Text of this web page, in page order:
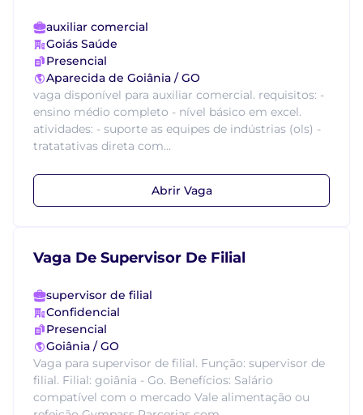
auxiliar comercial
Goiás Saúde
Presencial
Aparecida de Goiânia / GO
vaga disponível para auxiliar comercial. requisitos: -
ensino médio completo - nível básico em excel.
atividades: - suporte as equipes de indústrias (ols) -
tratatativas direta com...
Abrir Vaga
Vaga De Supervisor De Filial
supervisor de filial
Confidencial
Presencial
Goiânia / GO
Vaga para supervisor de filial. Função: supervisor de
filial. Filial: goiânia - Go. Benefícios: Salário
compatível com o mercado Vale alimentação ou